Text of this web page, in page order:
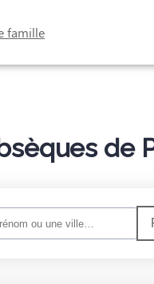
famille
PRÉVOIR SES OBSÈQUES
de